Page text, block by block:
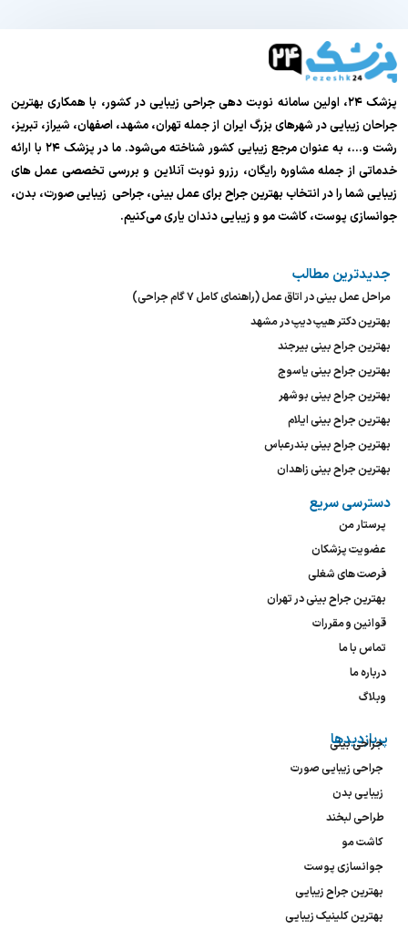
پزشک ۲۴، اولین سامانه نوبت دهی جراحی زیبایی در کشور، با همکاری بهترین
جراحان زیبایی در شهرهای بزرگ ایران از جمله تهران، مشهد، اصفهان، شیراز، تبریز،
رشت و…، به عنوان مرجع زیبایی کشور شناخته می‌شود. ما در پزشک ۲۴ با ارائه
خدماتی از جمله مشاوره رایگان، رزرو نوبت آنلاین و بررسی تخصصی عمل های
زیبایی شما را در انتخاب بهترین جراح برای عمل بینی، جراحی زیبایی صورت، بدن،
جوانسازی پوست، کاشت مو و زیبایی دندان یاری می‌کنیم.
جدیدترین مطالب
مراحل عمل بینی در اتاق عمل (راهنمای کامل ۷ گام جراحی)
بهترین دکتر هیپ دیپ در مشهد
بهترین جراح بینی بیرجند
بهترین جراح بینی یاسوج
بهترین جراح بینی بوشهر
بهترین جراح بینی ایلام
بهترین جراح بینی بندرعباس
بهترین جراح بینی زاهدان
دسترسی سریع
پرستار من
عضویت پزشکان
فرصت های شغلی
بهترین جراح بینی در تهران
قوانین و مقررات
تماس با ما
درباره ما
وبلاگ
پربازدیدها
جراحی بینی
جراحی زیبایی صورت
زیبایی بدن
طراحی لبخند
کاشت مو
جوانسازی پوست
بهترین جراح زیبایی
بهترین کلینیک زیبایی